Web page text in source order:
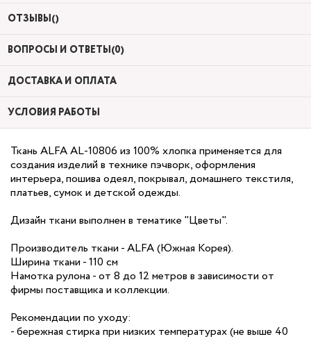
ОТЗЫВЫ()
ВОПРОСЫ И ОТВЕТЫ(0)
ДОСТАВКА И ОПЛАТА
УСЛОВИЯ РАБОТЫ
Ткань ALFA AL-10806 из 100% хлопка применяется для
создания изделий в технике пэчворк, оформления
интерьера, пошива одеял, покрывал, домашнего текстиля,
платьев, сумок и детской одежды.
Дизайн ткани выполнен в тематике "Цветы".
Производитель ткани - ALFA (Южная Корея).
Ширина ткани - 110 см
Намотка рулона - от 8 до 12 метров в зависимости от
фирмы поставщика и коллекции.
Рекомендации по уходу:
- бережная стирка при низких температурах (не выше 40